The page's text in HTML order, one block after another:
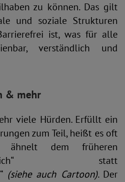
zu können. Das gilt
und soziale Strukturen
ist, was für alle
verständlich und
& mehr
viele Hürden. Erfüllt ein
zum Teil, heißt es oft
ähnelt dem früheren
statt
(siehe auch Cartoon). Der